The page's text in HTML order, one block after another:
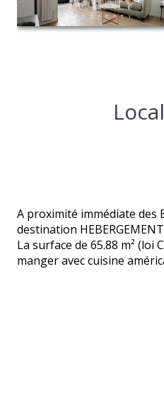
A proximité immédiate des
destination
La surface de 65.88 m²
manger avec cuisine
À proximité immédiate
BON A SAVOIR : Pour